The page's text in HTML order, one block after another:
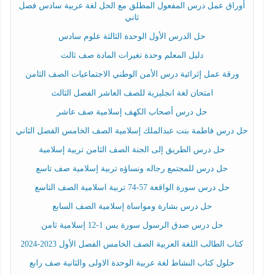
أوراق عمل درس المفعول المطلق مع الحل لغة عربية سادس فصل
ثاني
حل الدرس الأول الوحدة الثالثة علوم سادس
دليل المعلم وحدة تغيرات المادة صف ثالث
ورقة عمل إثرائية درس الأمن الوطني الاجتماعيات الصف الثامن
امتحان لغة انجليزية للصف العاشر الفصل الثالث
حل درس أصحاب الكهف إسلامية صف عاشر
حل درس فاطمة بنت عبدالملك إسلامية الصف الخامس الفصل الثاني
حل درس الطريق إلى الجنة الصف الثامن تربية إسلامية
حل درس للمجتمع رجاله ونساؤه تربية إسلامية صف تاسع
حل درس سورة الواقعة 57-74 تربية اسلامية الصف التاسع
حل درس بشارة ومواساة إسلامية الصف السابع
حل درس صدق الرسول سورة يس 1-12 إسلامية ثامن
كتاب الطالب اللغة العربية الصف الخامس الفصل الأول 2023-2024
حلول كتاب النشاط لغة عربية الوحدة الاولى والثانية صف رابع